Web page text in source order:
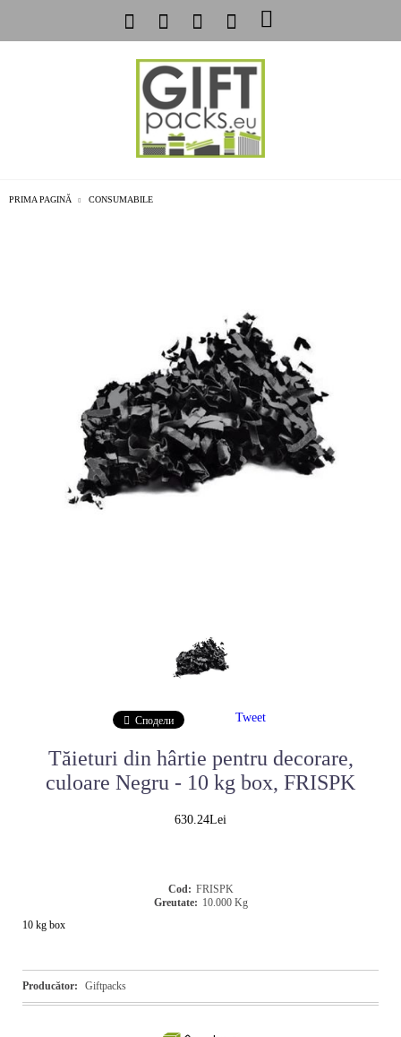
PRIMA PAGINĂ CONSUMABILE
Tăieturi din hârtie pentru decorare,
culoare Negru - 10 kg box, FRISPK
630.24Lei
Cod: FRISPK
Greutate: 10.000 Kg
10 kg box
Producător: Giftpacks
Сподели Tweet